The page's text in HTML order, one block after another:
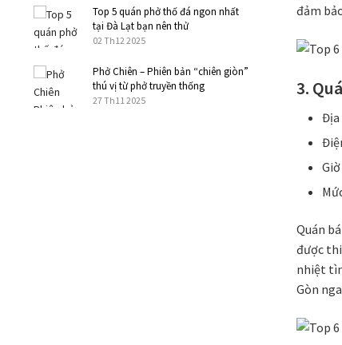
đảm
3.
Địa
Quán
được
nhiệt
Gòn
Top 5 quán phở thố đá ngon nhất
tại Đà Lạt bạn nên thử
02 Th12 2025
Phở Chiên – Phiên bản “chiên giòn”
thú vị từ phở truyền thống
27 Th11 2025